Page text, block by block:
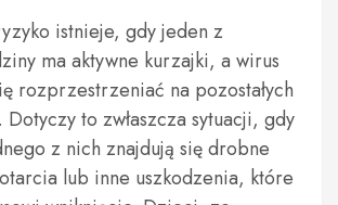
istnieje, gdy jeden z
ma aktywne kurzajki, a wirus
rozprzestrzeniać na pozostałych
to zwłaszcza sytuacji, gdy
z nich znajdują się drobne
lub inne uszkodzenia, które